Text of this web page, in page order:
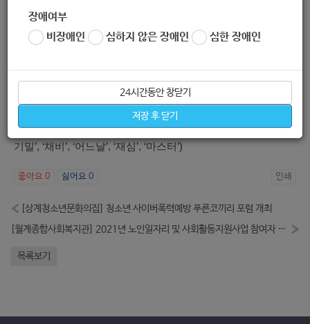
장애여부
비장애인
심하지 않은 장애인 심한 장애인
24시간동안 창닫기
저장 후 닫기
선정 - 영화 선택 후 무료 관람
3) 모바일 B tv 앱(모바일) - 검색창에서 ‘배리어프리’ 검색 -
영화 선정 - B tv 연결
-무료 상영작 : 총 12편 (‘남산의 부장들’, ‘퍼펙트맨’, ‘봉오동 전
투’, ‘돈’, ‘힘을 내요, 미스터 리’, ‘나의 특별한 형제’, ‘명당’, ‘1급
기밀’, ‘채비’, ‘어느날’, ‘재심’, ‘마스터’)
좋아요 0 싫어요 0 인쇄
« [상계청소년문화의집] 청소년 사이버폭력예방 푸른코끼리 포럼 개최
[월계종합사회복지관] 2021년 노인일자리 및 사회활동지원사업 참여자 모집안내 »
목록보기